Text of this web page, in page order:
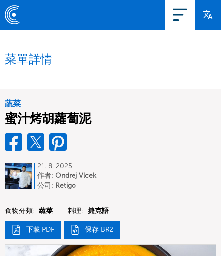
菜單詳情
蔬菜
蜜汁烤胡蘿蔔泥
21. 8. 2025
作者: Ondrej Vlcek
公司: Retigo
食物分類: 蔬菜 料理: 捷克語
下載 PDF 保存 BR2